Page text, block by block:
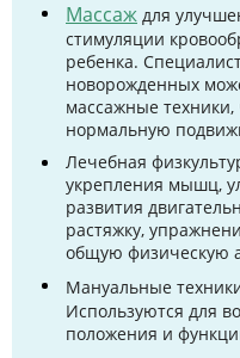
Массаж для
стимуляции
ребенка.
новорожденных
массажные
нормальную
Лечебная
укрепления мышц,
развития
растяжку,
общую физическую
Мануальные
Используются для
положения и